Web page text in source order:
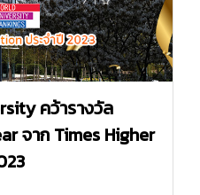
คว้ารางวัล
จาก Times Higher